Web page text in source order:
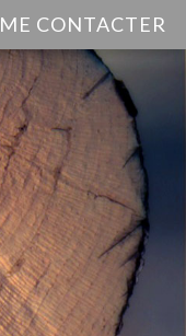
ME CONTACTER